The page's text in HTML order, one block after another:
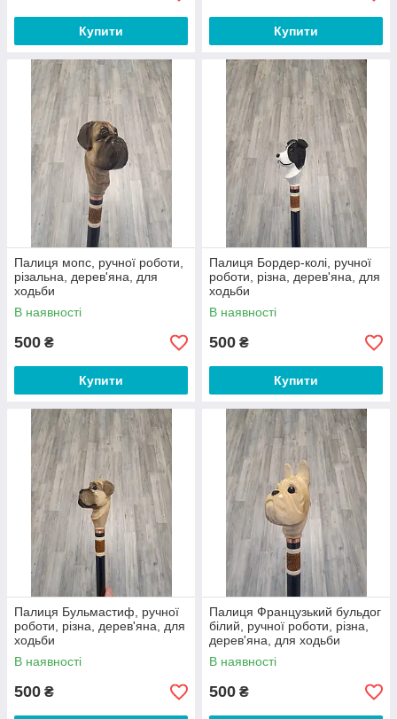
Купити Купити
Палиця мопс, ручної роботи,
різальна, дерев'яна, для
ходьби
В наявності
500 ₴
Купити
Палиця Бордер-колі, ручної
роботи, різна, дерев'яна, для
ходьби
В наявності
500 ₴
Купити
Палиця Бульмастиф, ручної
роботи, різна, дерев'яна, для
ходьби
В наявності
500 ₴
Палиця Французький бульдог
білий, ручної роботи, різна,
дерев'яна, для ходьби
В наявності
500 ₴